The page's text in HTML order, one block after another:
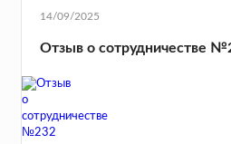
14/09/2025
Отзыв о сотрудничестве